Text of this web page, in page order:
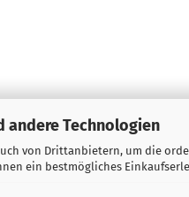
andere Technologien
von Drittanbietern, um die
ein bestmögliches